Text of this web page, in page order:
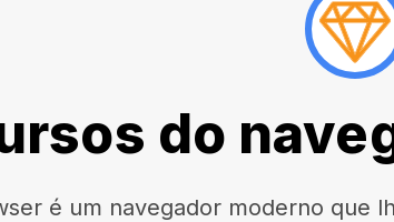
do
é um navegador moderno que